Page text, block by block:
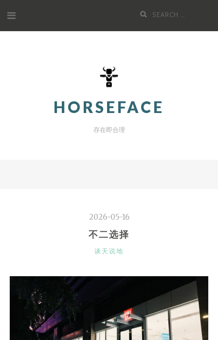
content
Search
HORSEFACE
存在即合理
2026-05-16
不二选择
CATEGORIES
谈天说地